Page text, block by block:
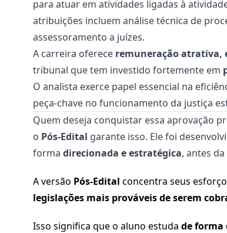
para atuar em atividades ligadas à
atribuições incluem análise técnica de
assessoramento a juízes.
A carreira oferece remuneração atrativa,
tribunal que tem investido fortemente em
O analista exerce papel essencial na
peça-chave no funcionamento da justiça
Quem deseja conquistar essa aprovação
o Pós-Edital garante isso. Ele foi
forma direcionada e estratégica, antes
A versão Pós-Edital concentra seus
legislações mais prováveis de serem
Isso significa que o aluno estuda de forma